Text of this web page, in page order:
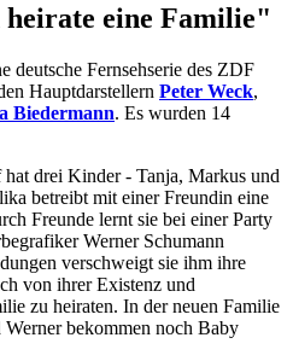
eine Familie"
deutsche Fernsehserie des ZDF
Hauptdarstellern Peter Weck,
Biedermann. Es wurden 14
drei Kinder - Tanja, Markus und
betreibt mit einer Freundin eine
Freunde lernt sie bei einer Party
Werner Schumann
verschweigt sie ihm ihre
von ihrer Existenz und
zu heiraten. In der neuen Familie
bekommen noch Baby